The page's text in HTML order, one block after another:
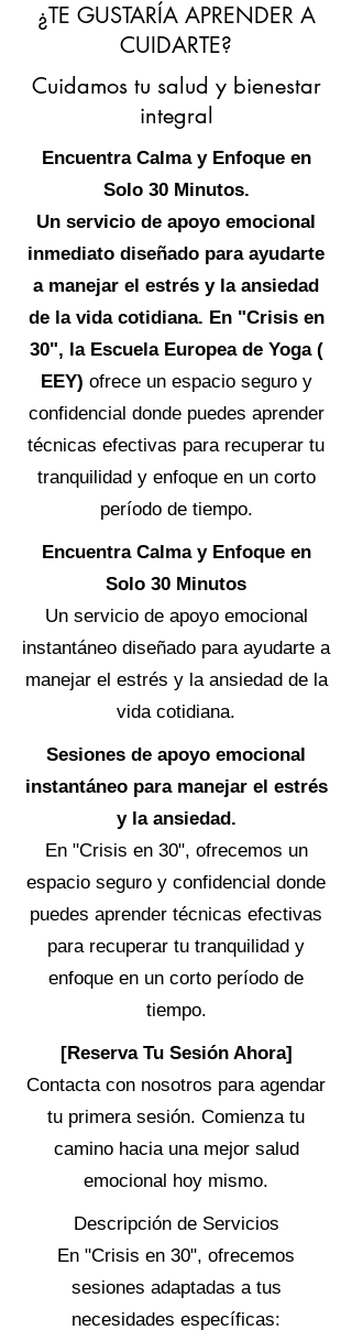
¿TE GUSTARÍA APRENDER A
CUIDARTE?
Cuidamos tu salud y bienestar
integral
Encuentra Calma y Enfoque en
Solo 30 Minutos.
Un servicio de apoyo emocional
inmediato diseñado para ayudarte
a manejar el estrés y la ansiedad
de la vida cotidiana. En "Crisis en
30", la Escuela Europea de Yoga (
EEY) ofrece un espacio seguro y
confidencial donde puedes aprender
técnicas efectivas para recuperar tu
tranquilidad y enfoque en un corto
período de tiempo.
Encuentra Calma y Enfoque en
Solo 30 Minutos
Un servicio de apoyo emocional
instantáneo diseñado para ayudarte a
manejar el estrés y la ansiedad de la
vida cotidiana.
Sesiones de apoyo emocional
instantáneo para manejar el estrés
y la ansiedad.
En "Crisis en 30", ofrecemos un
espacio seguro y confidencial donde
puedes aprender técnicas efectivas
para recuperar tu tranquilidad y
enfoque en un corto período de
tiempo.
[Reserva Tu Sesión Ahora]
Contacta con nosotros para agendar
tu primera sesión. Comienza tu
camino hacia una mejor salud
emocional hoy mismo.
Descripción de Servicios
En "Crisis en 30", ofrecemos
sesiones adaptadas a tus
necesidades específicas: